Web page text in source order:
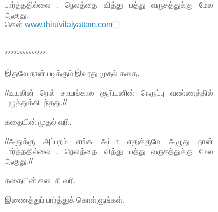
பார்த்ததில்லை . நெலத்தை வித்து பத்து வருசத்துக்கு மேல
ஆகுது.
கென் www.thiruvilaiyattam.com
**************
இதுவே நான் படிக்கும் இவரது முதல் கதை.
//வயலின் நெல் சாயங்கால சூரியனின் நெருப்பு வண்ணத்தில்
பழுத்துக்கிடந்தது.//
கதையின் முதல் வரி.
//அதுக்கு அப்பறம் எங்க அப்பா எதுக்குமே அழுது நான்
பார்த்ததில்லை . நெலத்தை வித்து பத்து வருசத்துக்கு மேல
ஆகுது.//
கதையின் கடைசி வரி.
இணைத்துப் பார்த்துக் கொள்ளுங்கள்.